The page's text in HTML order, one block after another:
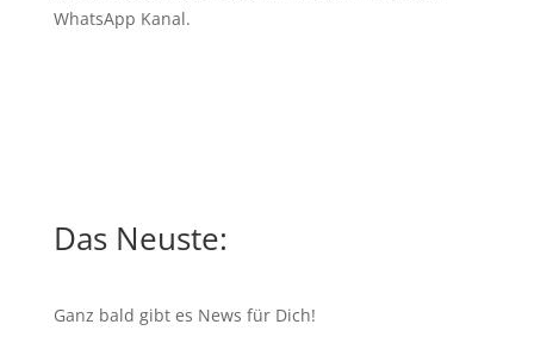
WhatsApp Kanal.
Das Neuste:
Ganz bald gibt es News für Dich!